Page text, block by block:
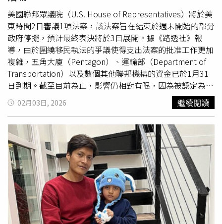
向保守派青年領袖查理柯克（Charlie Kirk）的遺孀艾瑞卡
（Erika Kirk）致敬，紀念其去年在猶他谷大學（Utah
Valley University）活動中遭暗殺的丈夫。川普強調，「我
們必須團結，拒絕一切形式的政治暴力。美國是上帝庇佑下
的國家。」隨著川普的演說主題進入最後的外交政策，他也
就其作為全球衝突調解人的角色發表了一系列言論。他迅速
舉例，自去年重新掌權以來，他的政府已經制止或緩和了8
起重大國際衝突，其中包括柬埔寨和泰國，以及巴基斯坦和
印度之間的衝突，「如果不是我的介入，巴基斯坦和印度之
間就會爆發核戰。巴基斯坦總理說，將有3500萬人喪
生。」針對部分民主黨人的訕笑，川普竟口不擇言的痛罵：
「這不是在搞笑嗎？一群病態的人。」川普還強調他決心解
決伊朗核計畫問題，「他們已經研製出可以威脅歐洲和我們
海外基地的導彈，而且他們正在努力製造很快就能打到美國
的導彈。他們曾被警告不得再試圖重建武器計劃，特別是核
武計劃。然而，他們卻一再重蹈覆轍，」他還宣稱，伊朗正
在追求「險惡的野心」。在美國推動與伊朗進行談判之際，
川普則表示，他傾向於「通過外交手段解決這個問題。但有
墨西哥男子獲釋裁定時指出，過去歷屆政府未充分運用拘留
權限，「並不代表他們缺乏進一步拘留的權力」。隨後2人
的律師表示，他們目前仍維持自由之身。其他上訴法院預計
未來數週將審理相關爭議。國土安全部（Department of
Homeland Security）發言人麥克勞克林（Tricia
McLaughlin）指出，訴訟數量增加「並不令人意外」，尤其
在「部分激進法官試圖阻撓川普總統履行美國人民授權的大
規模遣返任務」之際。該部門未進一步回應本報導中更具體
的案件與數據問題。由於其他法律救濟途徑有限，自川普上
任以來，被拘留移民已提出超過20,200件聯邦訴訟，要求釋
放。根據《路透社》對加拿大跨國傳媒集團「湯森路透公
司」（Thomson Reuters Corporation）旗下法律研究工具
「Westlaw」，超過20年來所有公開聯邦法院案件卷宗的彙
整，自10月初以來，至少4,421件案件中，超過400名聯邦
法官裁定ICE在大規模遣返行動中違法拘留移民。另有部分
案件仍在審理中，或因當事人獲釋而撤銷，甚至是被移轉至
其他司法轄區，迫使當事人重新提告。《路透社》無法確定
有多少案件被移轉或重提。18歲的委內瑞拉高中生約瑟夫湯
美國聯邦眾議院（U.S. House of Representatives）將於美
東時間2日審議1項法案，該法案旨在結束於週末開始的部分
政府停擺，預計最終表決將於3日展開。據《路透社》報
導，由於圍繞移民執法的爭議使得支出法案的批准工作更加
複雜，五角大廈（Pentagon）、運輸部（Department of
Transportation）以及數個其他聯邦機構的資金已於1月31
日到期。截至目前為止，影響仍相對有限，因為被認定為
「必要人員」的員工，例如軍人與航空管制員，仍持續在崗
工作。根據國會研究處（Congressional Research
Service）的資料，自1977年以來，聯邦政府已經歷10次為
期3天或更短的資金缺口，其中大多數對現實運作幾乎沒有
實質影響。與上1次在2025年10月與11月創紀錄的43天政
府停擺不同，這次停擺預計將是短暫的。1項恢復資金並允
許立法者繼續就移民執法策略進行談判的協議，於1月30日
在參議院（Senate）以壓倒性的跨黨派票數獲得通過。眾議
院的共和黨領導層正為在該院迅速表決鋪路。上個月，美國
國土安全部（Department of Homeland Security）的探員
才在明尼蘇達州（Minnesota）擊斃2名白人美國公民，引
02月03日, 2026 繼續閱讀